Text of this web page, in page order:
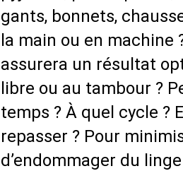
gants, bonnets,
la main ou en machine
assurera un résultat
libre ou au tambour ?
temps ? À quel cycle ?
repasser ? Pour
d’endommager du